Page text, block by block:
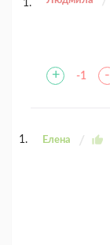
+ -1 -
Елена